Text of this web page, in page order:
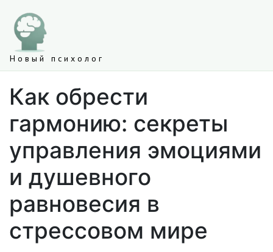
Новый психолог
Как обрести
гармонию: секреты
управления эмоциями
и душевного
равновесия в
стрессовом мире